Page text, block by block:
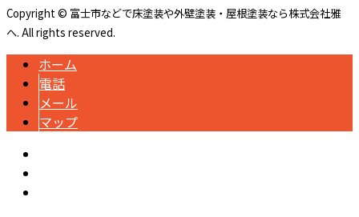
Copyright © 富士市などで床塗装や外壁塗装・屋根塗装なら株式会社雅
へ. All rights reserved.
ホーム
電話
メール
マップ